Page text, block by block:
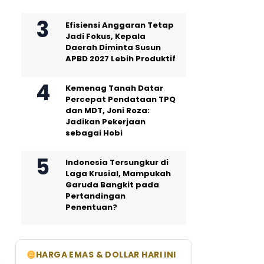
Efisiensi Anggaran Tetap
Jadi Fokus, Kepala
Daerah Diminta Susun
APBD 2027 Lebih Produktif
Kemenag Tanah Datar
Percepat Pendataan TPQ
dan MDT, Joni Roza:
Jadikan Pekerjaan
sebagai Hobi
Indonesia Tersungkur di
Laga Krusial, Mampukah
Garuda Bangkit pada
Pertandingan
Penentuan?
HARGA EMAS & DOLLAR HARI INI